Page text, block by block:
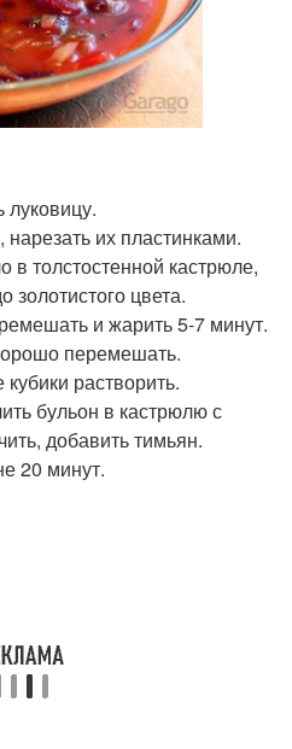
луковицу.
их пластинками.
в толстостенной кастрюле,
золотистого цвета.
и жарить 5-7 минут.
перемешать.
растворить.
бульон в кастрюлю с
добавить тимьян.
20 минут.